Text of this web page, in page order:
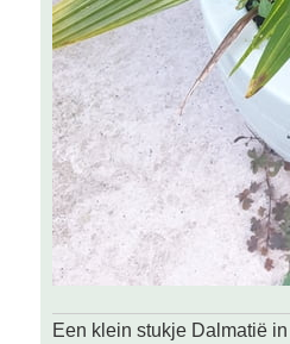
Een klein stukje Dalmatië